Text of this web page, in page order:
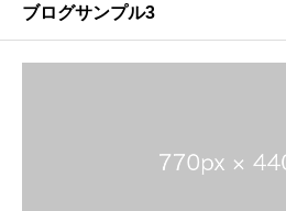
ブログサンプル3